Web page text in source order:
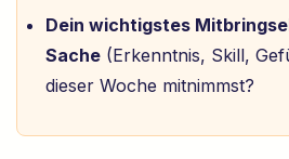
Dein wichtigstes
Sache(Erkenntnis, Skill,
dieser Woche mitnimmst?